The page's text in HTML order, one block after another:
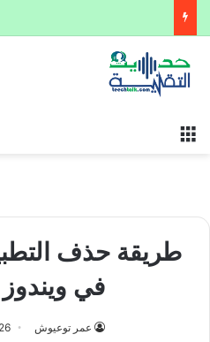
طريقة حذف
في ويندوز 10 / 11
عمر توعيوش 26 سبتمبر، 2023